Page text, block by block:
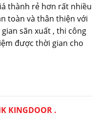
thành rẻ hơn rất nhiều
toàn và thân thiện với
sãn xuất , thi công
được thời gian cho
KINGDOOR .